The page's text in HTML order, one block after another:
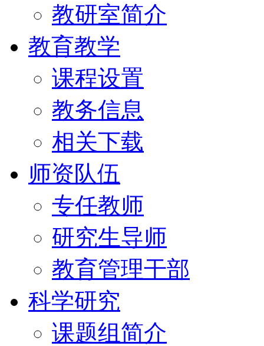
教研室简介
教育教学
课程设置
教务信息
相关下载
师资队伍
专任教师
研究生导师
教育管理干部
科学研究
课题组简介